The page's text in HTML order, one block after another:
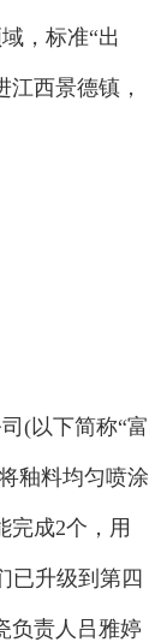
，标准“出
西景德镇，
(以下简称“富
釉料均匀喷涂
完成2个，用
已升级到第四
负责人吕雅婷